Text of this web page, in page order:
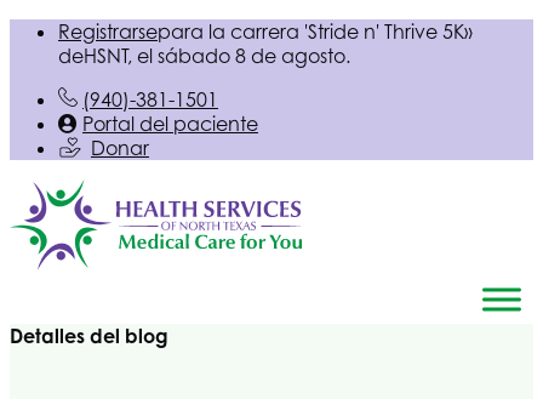
Registrarsepara la carrera 'Stride n' Thrive 5K»
deHSNT, el sábado 8 de agosto.
(940)-381-1501
Portal del paciente
Donar
Detalles del blog